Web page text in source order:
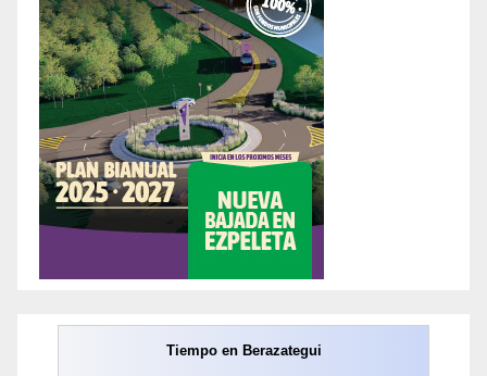
Tiempo en Berazategui